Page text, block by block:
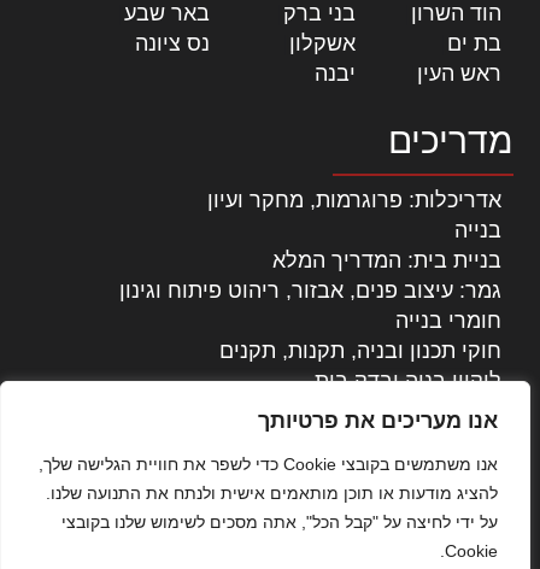
אנו מעריכים את פרטיותך
אנו משתמשים בקובצי Cookie כדי לשפר את חוויית הגלישה שלך,
להציג מודעות או תוכן מותאמים אישית ולנתח את התנועה שלנו.
על ידי לחיצה על "קבל הכל", אתה מסכים לשימוש שלנו בקובצי
Cookie.
הוד השרון
בני ברק באר שבע
בת ים
אשקלון נס ציונה
ראש העין
יבנה
מדריכים
אדריכלות: פרוגרמות, מחקר ועיון
בנייה
בניית בית: המדריך המלא
גמר: עיצוב פנים, אבזור, ריהוט פיתוח וגינון
חומרי בנייה
חוקי תכנון ובניה, תקנות, תקנים
ליקויי בניה ובדק בית
נדל"ן: זכויות, אגרות ועסקאות
עקרונות ניהול אחזקה מתקדמות
צילום אדריכלי
שיווק נדלן
שיטות בניה: מפרטים והמלצות